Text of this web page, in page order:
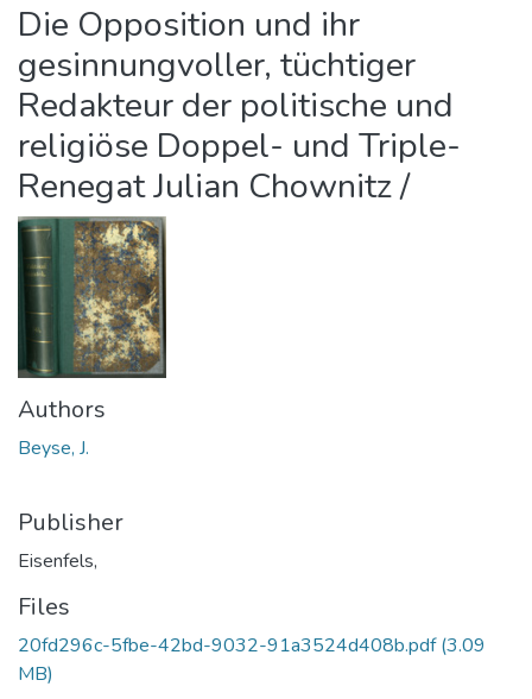
Statistics
About us
Die Opposition und ihr
gesinnungvoller, tüchtiger
Redakteur der politische und
religiöse Doppel- und Triple-
Renegat Julian Chownitz /
Authors
Beyse, J.
Publisher
Eisenfels,
Files
20fd296c-5fbe-42bd-9032-91a3524d408b.pdf(3.09
MB)